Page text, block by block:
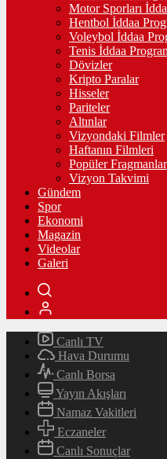
Motor Sporları
Hentbol İddaa
Voleybol İddaa
Tenis İddaa
Dövizler
Kripto Paralar
Hisseler
Pariteler
Altınlar
Vizyondaki Filmler
Haftanın Filmleri
Popüler Fragmanlar
Vizyon Takvimi
Gündem
Spor
Ekonomi
Magazin
Videolar
Galeri
Canlı TV
Hava Durumu
Canlı Borsa
Yayın Akışları
Namaz Vakitleri
Eczaneler
Canlı Sonuçlar